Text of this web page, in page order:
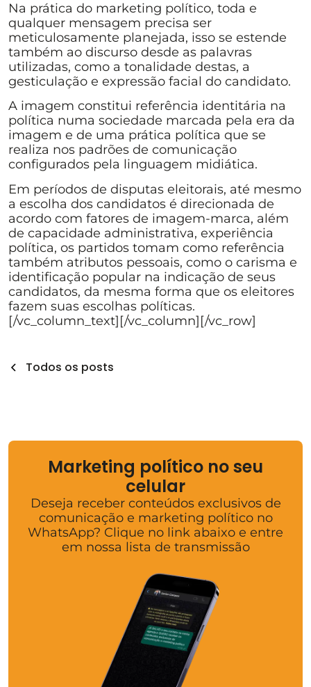
Na prática do marketing político, toda e
qualquer mensagem precisa ser
meticulosamente planejada, isso se estende
também ao discurso desde as palavras
utilizadas, como a tonalidade destas, a
gesticulação e expressão facial do candidato.
A imagem constitui referência identitária na
política numa sociedade marcada pela era da
imagem e de uma prática política que se
realiza nos padrões de comunicação
configurados pela linguagem midiática.
Em períodos de disputas eleitorais, até mesmo
a escolha dos candidatos é direcionada de
acordo com fatores de imagem-marca, além
de capacidade administrativa, experiência
política, os partidos tomam como referência
também atributos pessoais, como o carisma e
identificação popular na indicação de seus
candidatos, da mesma forma que os eleitores
fazem suas escolhas políticas.
[/vc_column_text][/vc_column][/vc_row]
Todos os posts
Marketing político no seu
celular
Deseja receber conteúdos exclusivos de
comunicação e marketing político no
WhatsApp? Clique no link abaixo e entre
em nossa lista de transmissão